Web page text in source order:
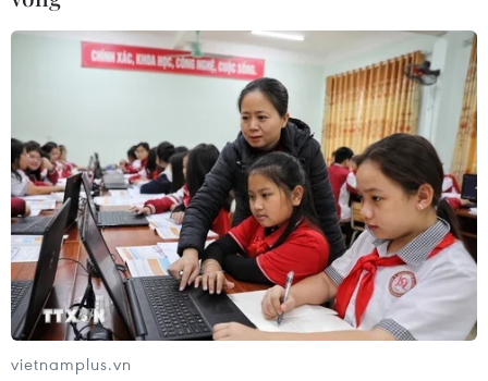
phí BOT cầu Bạch Đằng và các trạm thu phí trên tuyến
cao tốc Hạ Long-Vân Đồn.
vietnamplus.vn